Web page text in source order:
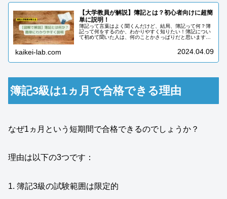
【大学教員が解説】簿記とは？初心者向けに超簡
単に説明！
簿記って言葉はよく聞くんだけど、結局、簿記って何？簿
記って何をするのか、わかりやすく知りたい！簿記につい
て初めて聞いた人は、何のことかさっぱりだと思います。
kaikei-lab.com 2024.04.09
簿記3級は1ヵ月で合格できる理由
なぜ1ヵ月という短期間で合格できるのでしょうか？
理由は以下の3つです：
1. 簿記3級の試験範囲は限定的